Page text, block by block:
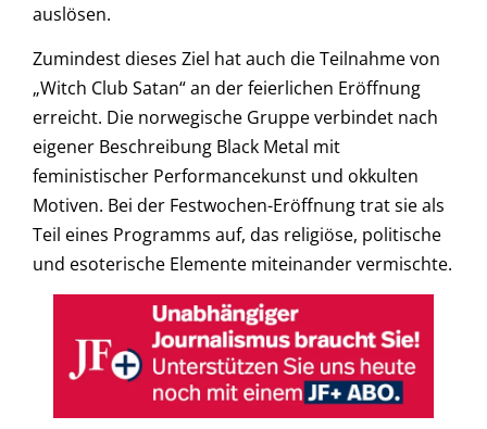
auslösen.
Zumindest dieses Ziel hat auch die Teilnahme von
„Witch Club Satan“ an der feierlichen Eröffnung
erreicht. Die norwegische Gruppe verbindet nach
eigener Beschreibung Black Metal mit
feministischer Performancekunst und okkulten
Motiven. Bei der Festwochen-Eröffnung trat sie als
Teil eines Programms auf, das religiöse, politische
und esoterische Elemente miteinander vermischte.